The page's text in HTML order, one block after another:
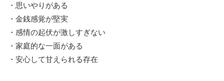
・思いやりがある
・金銭感覚が堅実
・感情の起伏が激しすぎない
・家庭的な一面がある
・安心して甘えられる存在